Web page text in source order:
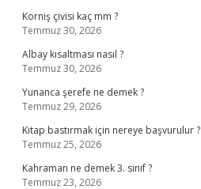
Korniş çivisi kaç mm ?
Temmuz 30, 2026
Albay kısaltması nasıl ?
Temmuz 30, 2026
Yunanca şerefe ne demek ?
Temmuz 29, 2026
Kitap bastırmak için nereye başvurulur ?
Temmuz 25, 2026
Kahraman ne demek 3. sınıf ?
Temmuz 23, 2026